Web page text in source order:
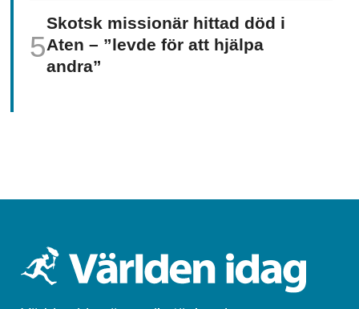
Skotsk missionär hittad död i
Aten – ”levde för att hjälpa
andra”